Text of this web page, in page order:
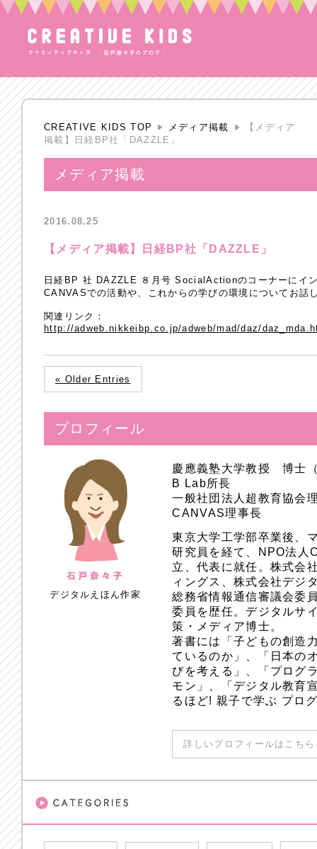
CREATIVE KIDS TOP メディア掲載
【メディア
掲載】日経BP社「DAZZLE」
メディア掲載
2016.08.25
【メディア掲載】日経BP社「DAZZLE」
日経BP 社 DAZZLE ８月号 SocialActionのコーナーにイ
CANVASでの活動や、これからの学びの環境についてお話
関連リンク：
http://adweb.nikkeibp.co.jp/adweb/mad/daz/
« Older Entries
プロフィール
デジタルえほん作家
慶應義塾大学教授 博士
B Lab所長
一般社団法人超教育協会
CANVAS理事長
東京大学工学部卒業後、
研究員を経て、NPO法人
立、代表に就任。株式会
ィングス、株式会社デジ
総務省情報通信審議会委
委員を歴任。デジタルサ
策・メディア博士。
著書には「子どもの創造
ているのか」、「日本の
びを考える」、「プログ
モン」、「デジタル教育
るほど! 親子で学ぶ プロ
詳しいプロフィールはこち